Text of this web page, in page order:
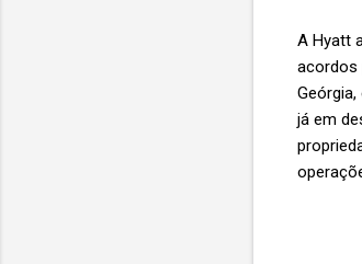
A Hyatt
acordos
já em